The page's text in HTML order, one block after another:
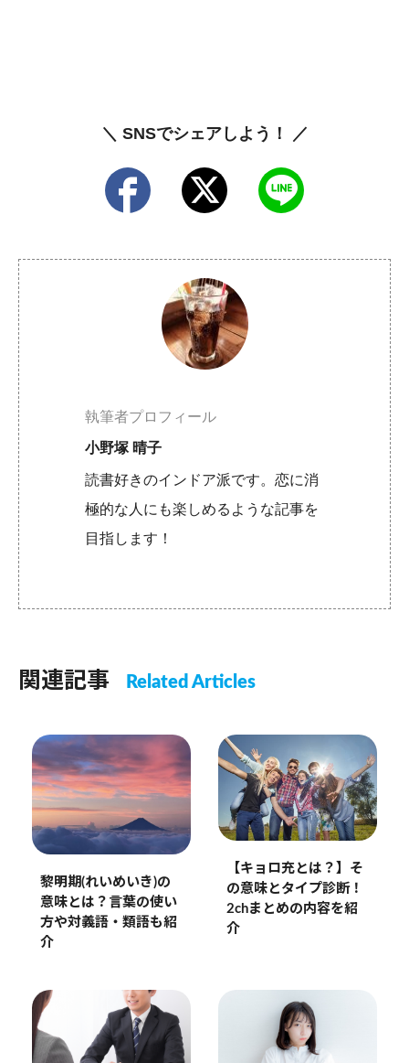
＼ SNSでシェアしよう！ ／
執筆者プロフィール
小野塚 晴子
読書好きのインドア派です。恋に消
極的な人にも楽しめるような記事を
目指します！
関連記事 Related Articles
黎明期(れいめいき)の
意味とは？言葉の使い
方や対義語・類語も紹
介
【キョロ充とは？】そ
の意味とタイプ診断！
2chまとめの内容を紹
介